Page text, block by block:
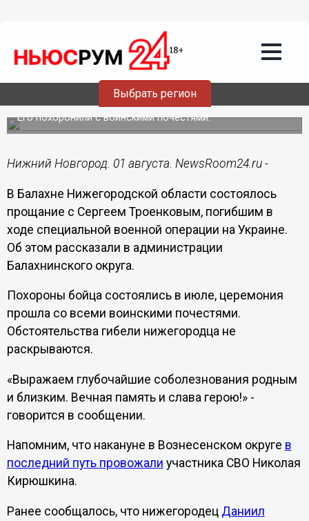
Выбрать регион
01.08.202409:40
Прощание с погибшим на СВО Сергеем
Троенковым прошло в Балахне
Его похоронили с воинскими почестями.
Нижний Новгород. 01 августа. NewsRoom24.ru -
В Балахне Нижегородской области состоялось
прощание с Сергеем Троенковым, погибшим в
ходе специальной военной операции на Украине.
Об этом рассказали в администрации
Балахнинского округа.
Похороны бойца состоялись в июле, церемония
прошла со всеми воинскими почестями.
Обстоятельства гибели нижегородца не
раскрываются.
«Выражаем глубочайшие соболезнования родным
и близким. Вечная память и слава герою!» -
говорится в сообщении.
Напомним, что накануне в Вознесенском округе в
последний путь провожали участника СВО Николая
Кирюшкина.
Ранее сообщалось, что нижегородец Даниил